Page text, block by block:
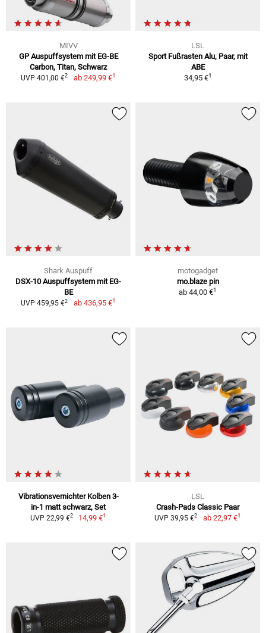
MIVV
GP Auspuffsystem mit EG-BE
Carbon, Titan, Schwarz
UVP 401,00 €2 ab 249,99 €1
LSL
Sport Fußrasten Alu, Paar, mit
ABE
34,95 €1
Shark Auspuff
DSX-10 Auspuffsystem mit EG-
BE
UVP 459,95 €2 ab 436,95 €1
motogadget
mo.blaze pin
ab 44,00 €1
Vibrationsvernichter Kolben 3-
in-1 matt schwarz, Set
UVP 22,99 €2 14,99 €1
LSL
Crash-Pads Classic Paar
UVP 39,95 €2 ab 22,97 €1